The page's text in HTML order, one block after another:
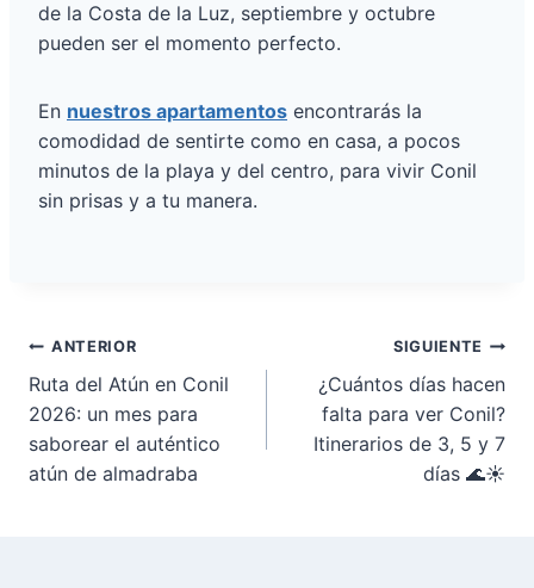
de la Costa de la Luz, septiembre y octubre
pueden ser el momento perfecto.
En nuestros apartamentos encontrarás la
comodidad de sentirte como en casa, a pocos
minutos de la playa y del centro, para vivir Conil
sin prisas y a tu manera.
Navegación
de
entradas
ANTERIOR
Ruta del Atún en Conil
2026: un mes para
saborear el auténtico
atún de almadraba
SIGUIENTE
¿Cuántos días hacen
falta para ver Conil?
Itinerarios de 3, 5 y 7
días 🌊☀️